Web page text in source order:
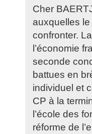
Cher
auxquelles
confronter.
l’économie
seconde
battues en
individuel et
CP à la
l’école des
réforme de